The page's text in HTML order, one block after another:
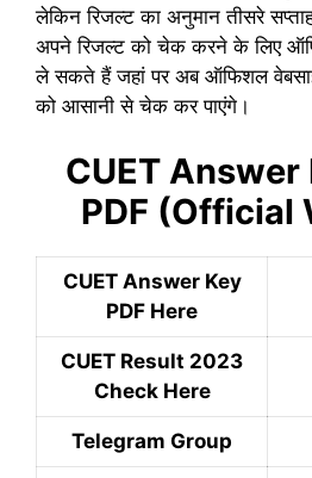
लेकिन रिजल्ट का अनुमान तीसरे
अपने रिजल्ट को चेक करने के लिए
ले सकते हैं जहां पर अब ऑफिशल
को आसानी से चेक कर पाएंगे।
CUET
PDF (Official
CUET Answer Key
PDF Here
CUET Result 2023
Check Here
Telegram Group